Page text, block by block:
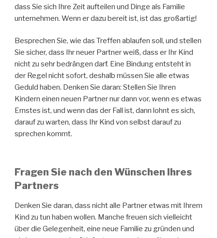
dass Sie sich Ihre Zeit aufteilen und Dinge als Familie
unternehmen. Wenn er dazu bereit ist, ist das großartig!
Besprechen Sie, wie das Treffen ablaufen soll, und stellen
Sie sicher, dass Ihr neuer Partner weiß, dass er Ihr Kind
nicht zu sehr bedrängen darf. Eine Bindung entsteht in
der Regel nicht sofort, deshalb müssen Sie alle etwas
Geduld haben. Denken Sie daran: Stellen Sie Ihren
Kindern einen neuen Partner nur dann vor, wenn es etwas
Ernstes ist, und wenn das der Fall ist, dann lohnt es sich,
darauf zu warten, dass Ihr Kind von selbst darauf zu
sprechen kommt.
Fragen Sie nach den Wünschen Ihres
Partners
Denken Sie daran, dass nicht alle Partner etwas mit Ihrem
Kind zu tun haben wollen. Manche freuen sich vielleicht
über die Gelegenheit, eine neue Familie zu gründen und